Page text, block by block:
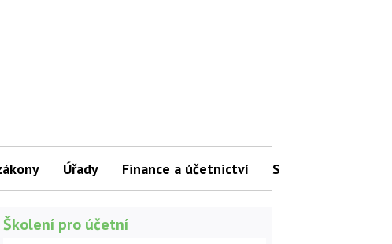
Úřady Finance a účetnictví Slovníček pojmů
Školení pro účetní